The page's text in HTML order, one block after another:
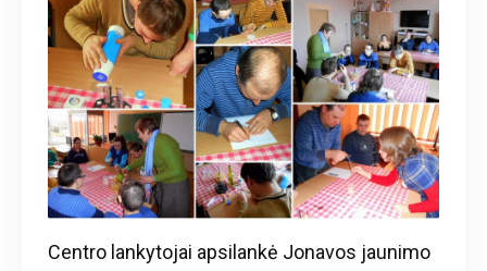
Centro lankytojai apsilankė Jonavos jaunimo